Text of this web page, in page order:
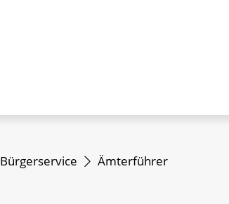
Bürgerservice Ämterführer